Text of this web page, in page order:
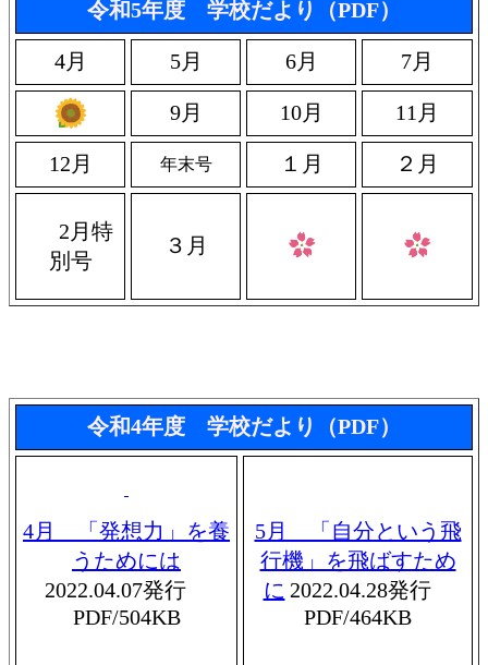
令和5年度 学校だより（PDF）
4月 5月 6月 7月
9月 10月 11月
12月 年末号 １月 ２月
2月特
別号
３月
令和4年度 学校だより（PDF）
4月 「発想力」を養
うためには
2022.04.07発行
PDF/504KB
5月 「自分という飛
行機」を飛ばすため
に 2022.04.28発行
PDF/464KB